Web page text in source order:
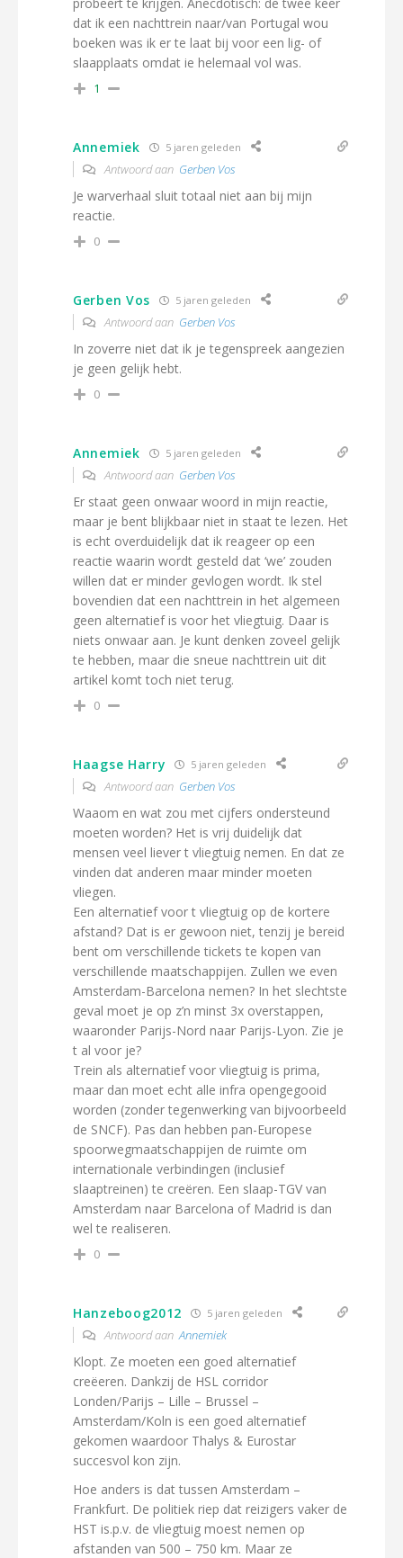
dat ik een nachttrein naar/van Portugal wou
boeken was ik er te laat bij voor een lig- of
slaapplaats omdat ie helemaal vol was.
1
Annemiek 5 jaren geleden
Antwoord aan Gerben Vos
Je warverhaal sluit totaal niet aan bij mijn
reactie.
0
Gerben Vos 5 jaren geleden
Antwoord aan Gerben Vos
In zoverre niet dat ik je tegenspreek aangezien
je geen gelijk hebt.
0
Annemiek 5 jaren geleden
Antwoord aan Gerben Vos
Er staat geen onwaar woord in mijn reactie,
maar je bent blijkbaar niet in staat te lezen. Het
is echt overduidelijk dat ik reageer op een
reactie waarin wordt gesteld dat ‘we’ zouden
willen dat er minder gevlogen wordt. Ik stel
bovendien dat een nachttrein in het algemeen
geen alternatief is voor het vliegtuig. Daar is
niets onwaar aan. Je kunt denken zoveel gelijk
te hebben, maar die sneue nachttrein uit dit
artikel komt toch niet terug.
0
Haagse Harry 5 jaren geleden
Antwoord aan Gerben Vos
Waaom en wat zou met cijfers ondersteund
moeten worden? Het is vrij duidelijk dat
mensen veel liever t vliegtuig nemen. En dat ze
vinden dat anderen maar minder moeten
vliegen.
Een alternatief voor t vliegtuig op de kortere
afstand? Dat is er gewoon niet, tenzij je bereid
bent om verschillende tickets te kopen van
verschillende maatschappijen. Zullen we even
Amsterdam-Barcelona nemen? In het slechtste
geval moet je op z’n minst 3x overstappen,
waaronder Parijs-Nord naar Parijs-Lyon. Zie je
t al voor je?
Trein als alternatief voor vliegtuig is prima,
maar dan moet echt alle infra opengegooid
worden (zonder tegenwerking van bijvoorbeeld
de SNCF). Pas dan hebben pan-Europese
spoorwegmaatschappijen de ruimte om
internationale verbindingen (inclusief
slaaptreinen) te creëren. Een slaap-TGV van
Amsterdam naar Barcelona of Madrid is dan
wel te realiseren.
0
Hanzeboog2012 5 jaren geleden
Antwoord aanAnnemiek
Klopt. Ze moeten een goed alternatief
creëeren. Dankzij de HSL corridor
Londen/Parijs – Lille – Brussel –
Amsterdam/Koln is een goed alternatief
gekomen waardoor Thalys & Eurostar
succesvol kon zijn.
Hoe anders is dat tussen Amsterdam –
Frankfurt. De politiek riep dat reizigers vaker de
HST is.p.v. de vliegtuig moest nemen op
afstanden van 500 – 750 km. Maar ze